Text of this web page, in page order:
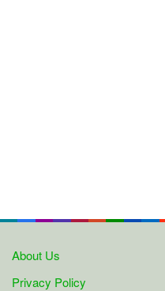
About Us
Privacy Policy